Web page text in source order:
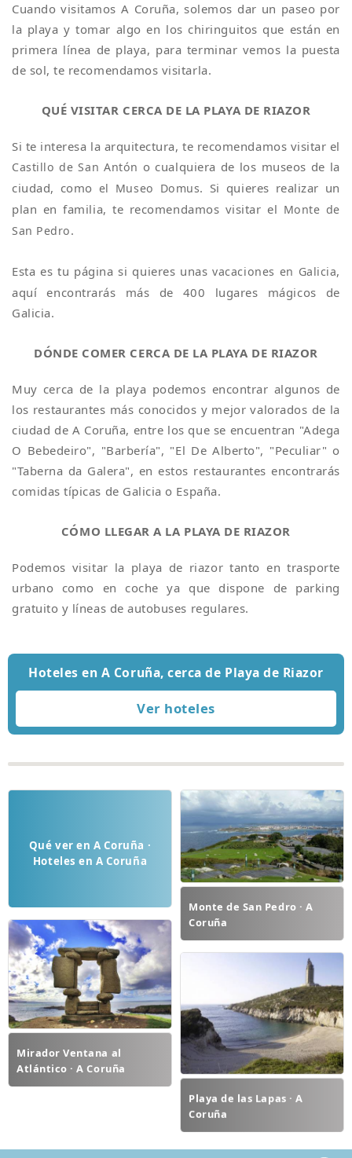
Cuando visitamos A Coruña, solemos dar un paseo por
la playa y tomar algo en los chiringuitos que están en
primera línea de playa, para terminar vemos la puesta
de sol, te recomendamos visitarla.
QUÉ VISITAR CERCA DE LA PLAYA DE RIAZOR
Si te interesa la arquitectura, te recomendamos visitar el
Castillo de San Antón o cualquiera de los museos de la
ciudad, como el Museo Domus. Si quieres realizar un
plan en familia, te recomendamos visitar el Monte de
San Pedro.
Esta es tu página si quieres unasvacaciones en Galicia,
aquí encontrarás más de 400 lugares mágicos de
Galicia.
DÓNDE COMER CERCA DE LA PLAYA DE RIAZOR
Muy cerca de la playa podemos encontrar algunos de
los restaurantes más conocidos y mejor valorados de la
ciudad de A Coruña, entre los que se encuentran "Adega
O Bebedeiro", "Barbería", "El De Alberto", "Peculiar" o
"Taberna da Galera", en estos restaurantes encontrarás
comidas típicas de Galicia o España.
CÓMO LLEGAR A LA PLAYA DE RIAZOR
Podemos visitar la playa de riazor tanto en trasporte
urbano como en coche ya que dispone de parking
gratuito y líneas de autobuses regulares.
Hoteles en A Coruña, cerca de Playa de Riazor
Qué ver en A Coruña ·
Hoteles en A Coruña
Monte de San Pedro · A
Coruña
Mirador Ventana al
Atlántico · A Coruña
Playa de las Lapas · A
Coruña